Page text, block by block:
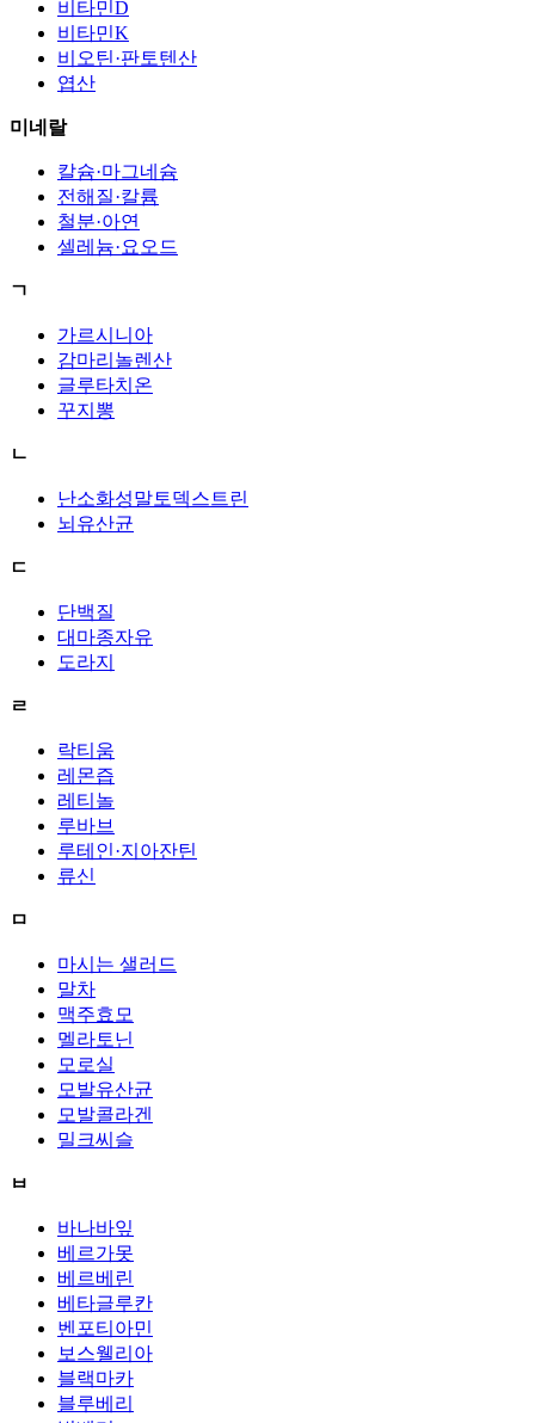
비타민D
비타민K
비오틴·판토텐산
엽산
미네랄
칼슘·마그네슘
전해질·칼륨
철분·아연
셀레늄·요오드
ㄱ
가르시니아
감마리놀렌산
글루타치온
꾸지뽕
ㄴ
난소화성말토덱스트린
뇌유산균
ㄷ
단백질
대마종자유
도라지
ㄹ
락티움
레몬즙
레티놀
루바브
루테인·지아잔틴
류신
ㅁ
마시는 샐러드
말차
맥주효모
멜라토닌
모로실
모발유산균
모발콜라겐
밀크씨슬
ㅂ
바나바잎
베르가못
베르베린
베타글루칸
벤포티아민
보스웰리아
블랙마카
블루베리